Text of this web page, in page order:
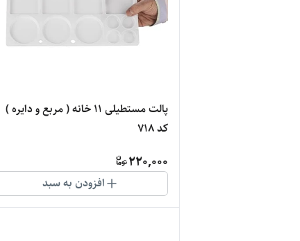
پالت مستطیلی 11 خانه ( مربع و دایره )
کد 718
220,000
افزودن به سبد